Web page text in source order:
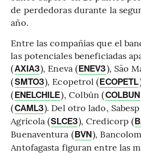
de perdedoras durante la
año.
Entre las compañías que el
las potenciales beneficiadas
(AXIA3), Eneva (ENEV3), São
(SMTO3), Ecopetrol (ECOPETL
(ENELCHILE), Colbún (COLBUN
(CAML3). Del otro lado,
Agrícola (SLCE3), Credicorp (
Buenaventura (BVN),
Antofagasta figuran entre las